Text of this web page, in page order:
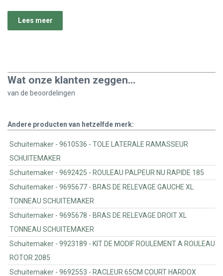
Lees meer
Wat onze klanten zeggen...
van de beoordelingen
Andere producten van hetzelfde merk:
Schuitemaker - 9610536 - TOLE LATERALE RAMASSEUR
SCHUITEMAKER
Schuitemaker - 9692425 - ROULEAU PALPEUR NU RAPIDE 185
Schuitemaker - 9695677 - BRAS DE RELEVAGE GAUCHE XL
TONNEAU SCHUITEMAKER
Schuitemaker - 9695678 - BRAS DE RELEVAGE DROIT XL
TONNEAU SCHUITEMAKER
Schuitemaker - 9923189 - KIT DE MODIF ROULEMENT A ROULEAU
ROTOR 2085
Schuitemaker - 9692553 - RACLEUR 65CM COURT HARDOX